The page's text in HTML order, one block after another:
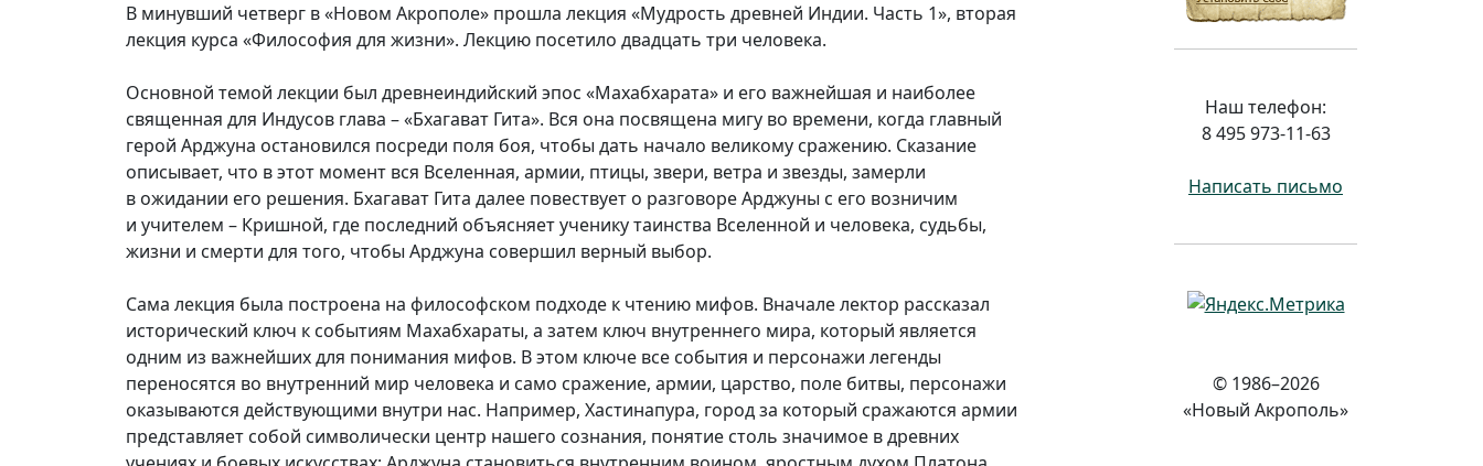
В минувший четверг в «Новом Акрополе» прошла лекция «Мудрость древней Индии. Часть 1», вторая
лекция курса «Философия для жизни». Лекцию посетило двадцать три человека.
Основной темой лекции был древнеиндийский эпос «Махабхарата» и его важнейшая и наиболее
священная для Индусов глава – «Бхагават Гита». Вся она посвящена мигу во времени, когда главный
герой Арджуна остановился посреди поля боя, чтобы дать начало великому сражению. Сказание
описывает, что в этот момент вся Вселенная, армии, птицы, звери, ветра и звезды, замерли
в ожидании его решения. Бхагават Гита далее повествует о разговоре Арджуны с его возничим
и учителем – Кришной, где последний объясняет ученику таинства Вселенной и человека, судьбы,
жизни и смерти для того, чтобы Арджуна совершил верный выбор.
Сама лекция была построена на философском подходе к чтению мифов. Вначале лектор рассказал
исторический ключ к событиям Махабхараты, а затем ключ внутреннего мира, который является
одним из важнейших для понимания мифов. В этом ключе все события и персонажи легенды
переносятся во внутренний мир человека и само сражение, армии, царство, поле битвы, персонажи
оказываются действующими внутри нас. Например, Хастинапура, город за который сражаются армии
представляет собой символически центр нашего сознания, понятие столь значимое в древних
Наш телефон:
8 495 973-11-63
Написать письмо
© 1986–2026
«Новый Акрополь»